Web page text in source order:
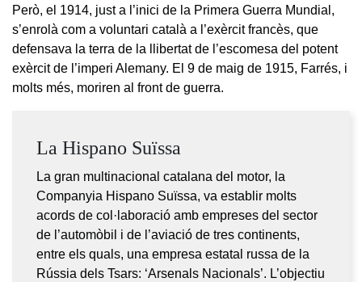
Però, el 1914, just a l’inici de la Primera Guerra Mundial,
s’enrolà com a voluntari català a l’exèrcit francès, que
defensava la terra de la llibertat de l’escomesa del potent
exèrcit de l’imperi Alemany. El 9 de maig de 1915, Farrés, i
molts més, moriren al front de guerra.
La Hispano Suïssa
La gran multinacional catalana del motor, la
Companyia Hispano Suïssa, va establir molts
acords de col·laboració amb empreses del sector
de l’automòbil i de l’aviació de tres continents,
entre els quals, una empresa estatal russa de la
Rússia dels Tsars: ‘Arsenals Nacionals’. L’objectiu